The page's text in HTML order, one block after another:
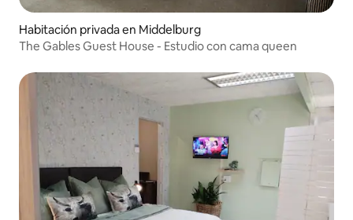
Habitación privada en Middelburg
The Gables Guest House - Estudio con cama queen